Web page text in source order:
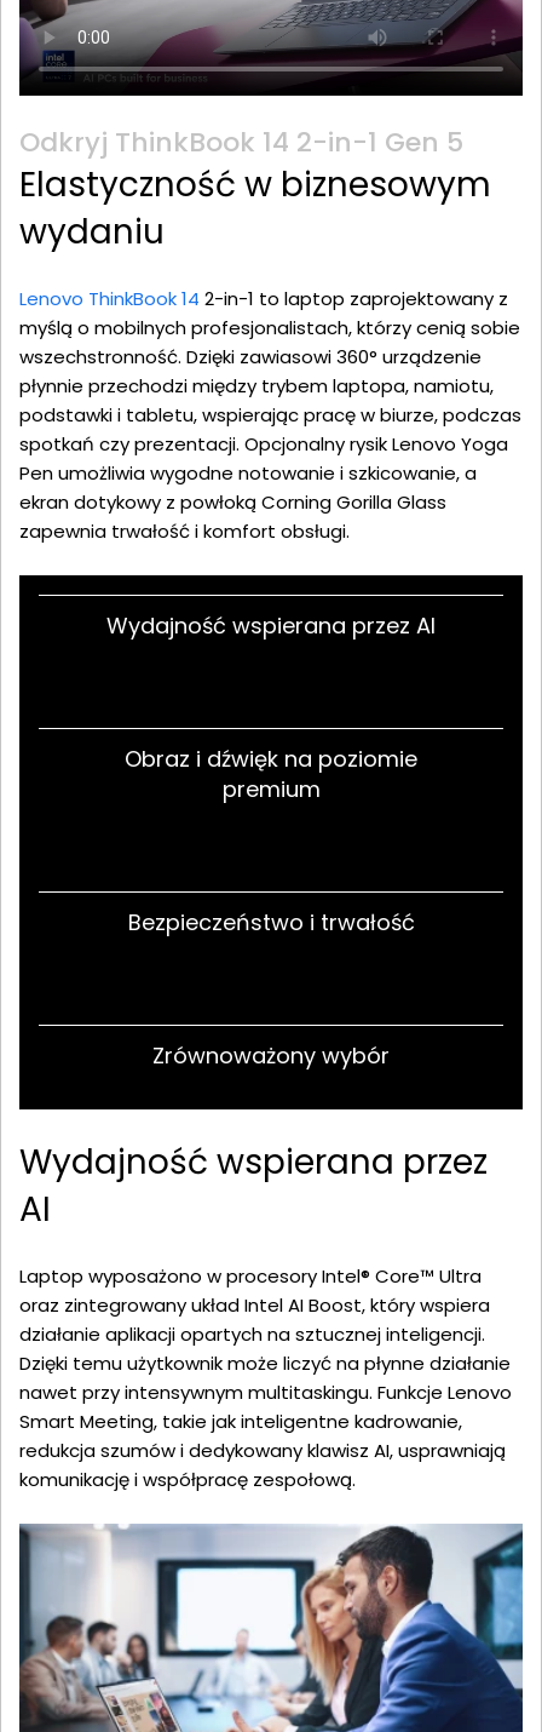
Odkryj ThinkBook 14 2-in-1 Gen 5
Elastyczność w biznesowym
wydaniu
Lenovo ThinkBook 14 2-in-1 to laptop zaprojektowany z
myślą o mobilnych profesjonalistach, którzy cenią sobie
wszechstronność. Dzięki zawiasowi 360° urządzenie
płynnie przechodzi między trybem laptopa, namiotu,
podstawki i tabletu, wspierając pracę w biurze, podczas
spotkań czy prezentacji. Opcjonalny rysik Lenovo Yoga
Pen umożliwia wygodne notowanie i szkicowanie, a
ekran dotykowy z powłoką Corning Gorilla Glass
zapewnia trwałość i komfort obsługi.
Wydajność wspierana przez AI
Obraz i dźwięk na poziomie
premium
Bezpieczeństwo i trwałość
Zrównoważony wybór
Wydajność wspierana przez
AI
Laptop wyposażono w procesory Intel® Core™ Ultra
oraz zintegrowany układ Intel AI Boost, który wspiera
działanie aplikacji opartych na sztucznej inteligencji.
Dzięki temu użytkownik może liczyć na płynne działanie
nawet przy intensywnym multitaskingu. Funkcje Lenovo
Smart Meeting, takie jak inteligentne kadrowanie,
redukcja szumów i dedykowany klawisz AI, usprawniają
komunikację i współpracę zespołową.